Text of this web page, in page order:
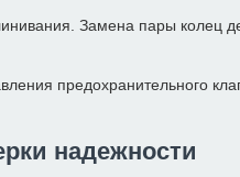
Замена пары колец
предохранительного
надежности